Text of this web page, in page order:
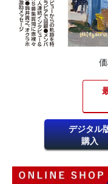
デジタル
購入